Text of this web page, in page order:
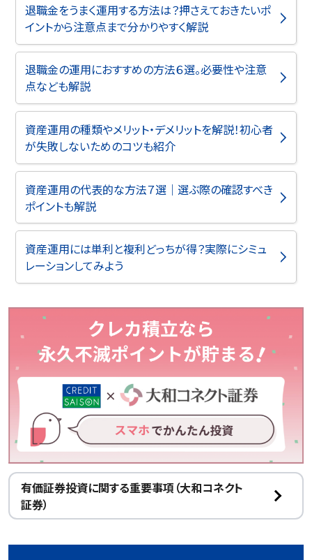
退職金をうまく運用する方法は？押さえておきたいポ
イントから注意点まで分かりやすく解説
退職金の運用におすすめの方法６選。必要性や注意
点なども解説
資産運用の種類やメリット・デメリットを解説！初心者
が失敗しないためのコツも紹介
資産運用の代表的な方法７選｜選ぶ際の確認すべき
ポイントも解説
資産運用には単利と複利どっちが得？実際にシミュ
レーションしてみよう
有価証券投資に関する重要事項（大和コネクト
証券）